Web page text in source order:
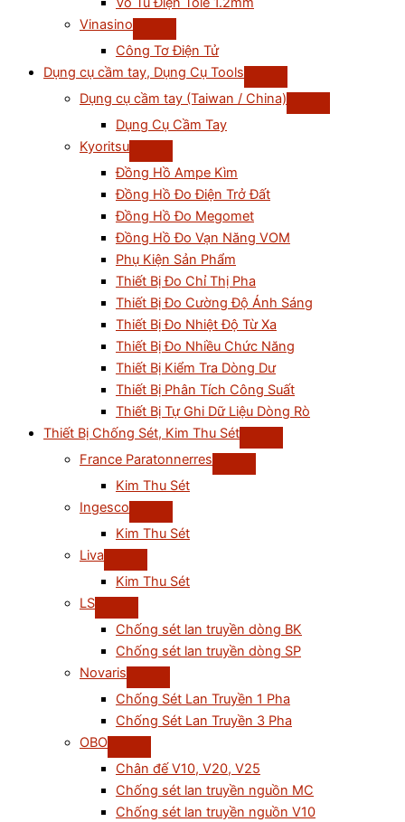
Vinasino
Công Tơ Điện Tử
Dụng cụ cầm tay, Dụng Cụ Tools
Dụng cụ cầm tay (Taiwan / China)
Dụng Cụ Cầm Tay
Kyoritsu
Đồng Hồ Ampe Kìm
Đồng Hồ Đo Điện Trở Đất
Đồng Hồ Đo Megomet
Đồng Hồ Đo Vạn Năng VOM
Phụ Kiện Sản Phẩm
Thiết Bị Đo Chỉ Thị Pha
Thiết Bị Đo Cường Độ Ánh Sáng
Thiết Bị Đo Nhiệt Độ Từ Xa
Thiết Bị Đo Nhiều Chức Năng
Thiết Bị Kiểm Tra Dòng Dư
Thiết Bị Phân Tích Công Suất
Thiết Bị Tự Ghi Dữ Liệu Dòng Rò
Thiết Bị Chống Sét, Kim Thu Sét
France Paratonnerres
Kim Thu Sét
Ingesco
Kim Thu Sét
Liva
Kim Thu Sét
LS
Chống sét lan truyền dòng BK
Chống sét lan truyền dòng SP
Novaris
Chống Sét Lan Truyền 1 Pha
Chống Sét Lan Truyền 3 Pha
OBO
Chân đế V10, V20, V25
Chống sét lan truyền nguồn MC
Chống sét lan truyền nguồn V10